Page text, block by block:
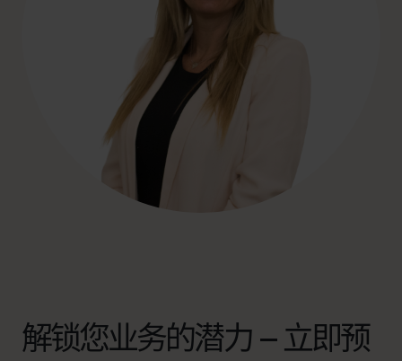
解锁您业务的潜力 – 立即预